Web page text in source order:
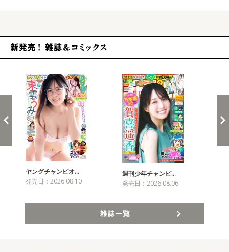
ヤングチャンピオ…
発売日：2026.08.10
週刊少年チャンピ…
発売日：2026.08.06